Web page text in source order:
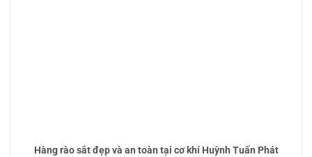
Hàng rào sắt đẹp và an toàn tại cơ khí Huỳnh Tuấn Phát